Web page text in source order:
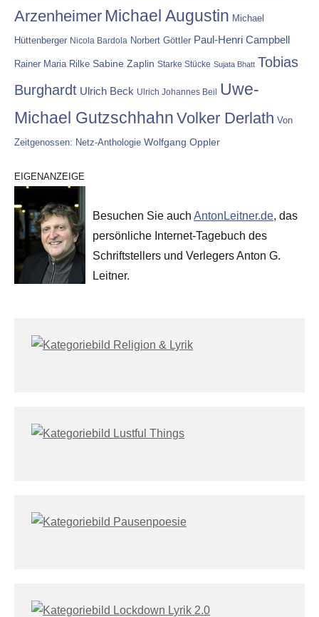
Arzenheimer Michael Augustin Michael
Hüttenberger Nicola Bardola Norbert Göttler Paul-Henri Campbell
Rainer Maria Rilke Sabine Zaplin Starke Stücke Sujata Bhatt Tobias
Burghardt Ulrich Beck Ulrich Johannes Beil
Uwe-
Michael Gutzschhahn Volker Derlath Von
Zeitgenossen: Netz-Anthologie Wolfgang Oppler
EIGENANZEIGE
Besuchen Sie auch AntonLeitner.de, das
persönliche Internet-Tagebuch des
Schriftstellers und Verlegers Anton G.
Leitner.